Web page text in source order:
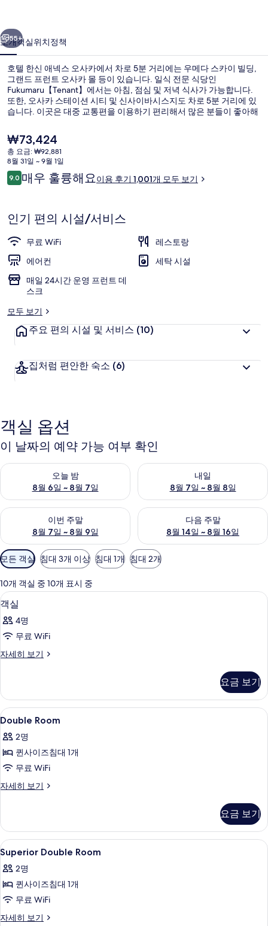
오
사
카
의
사
진
갤
러
리
55+
소개객실위치정책
호텔 한신 애넥스 오사카에서 차로 5분 거리에는 우메다 스카이 빌딩,
그랜드 프런트 오사카 몰 등이 있습니다. 일식 전문 식당인
Fukumaru【Tenant】에서는 아침, 점심 및 저녁 식사가 가능합니다.
또한, 오사카 스테이션 시티 및 신사이바시스지도 차로 5분 거리에 있
습니다. 이곳은 대중 교통편을 이용하기 편리해서 많은 분들이 좋아해
수 있어요.
현
재
가
격
은
₩73,424
총 요금: ₩92,881
8월 31일 ~ 9월 1일
이
용
기
9.010점 만점 중 9.0점.
매우 훌륭해요이용 후기 1,001개 모두 보기
인기 편의 시설/서비스
무료 WiFi
레스토랑
에어컨
세탁 시설
매일 24시간 운영 프런트 데
스크
모두 보기
주요 편의 시설 및 서비스 (10)
집처럼 편안한 숙소 (6)
객실 옵션
이 날짜의 예약 가능 여부 확인
오늘 밤
8월 6일 ~ 8월 7일
오늘 밤 예약 가능 여부 확인, 8월 6일 ~ 8월 7일
내일
8월 7일 ~ 8월 8일
내일 예약 가능 여부 확인, 8월
이번 주말
8월 7일 ~ 8월 9일
이번 주말 예약 가능 여부 확인, 8월 7일 ~ 8월 9일
다음 주말
8월 14일 ~ 8월 16일
다음 주말 예약 가능 여부 확인,
객
실
에
사
용
가
능
필
모든 객실 침대 3개 이상 침대 1개 침대 2개
10개 객실 중 10개 표시 중
객
실
사
모
보
기
객실 내 금고, 책상, 암막 커튼, 무료 WiFi
9
객실
4명
무료 WiFi
자세히 보기
객
히
보
기
요금 보기
Double
Room
사
진
모
두
객실 내 금고, 책상, 암막 커튼, 무료 WiFi
4
Double Room
2명
퀸사이즈침대 1개
무료 WiFi
자세히 보기
Double
히
보
기
요금 보기
Superior
Double
Room
사
진
모
객실 내 금고, 책상, 암막 커튼, 무료 WiFi
4
Superior Double Room
2명
퀸사이즈침대 1개
무료 WiFi
자세히 보기
Superior